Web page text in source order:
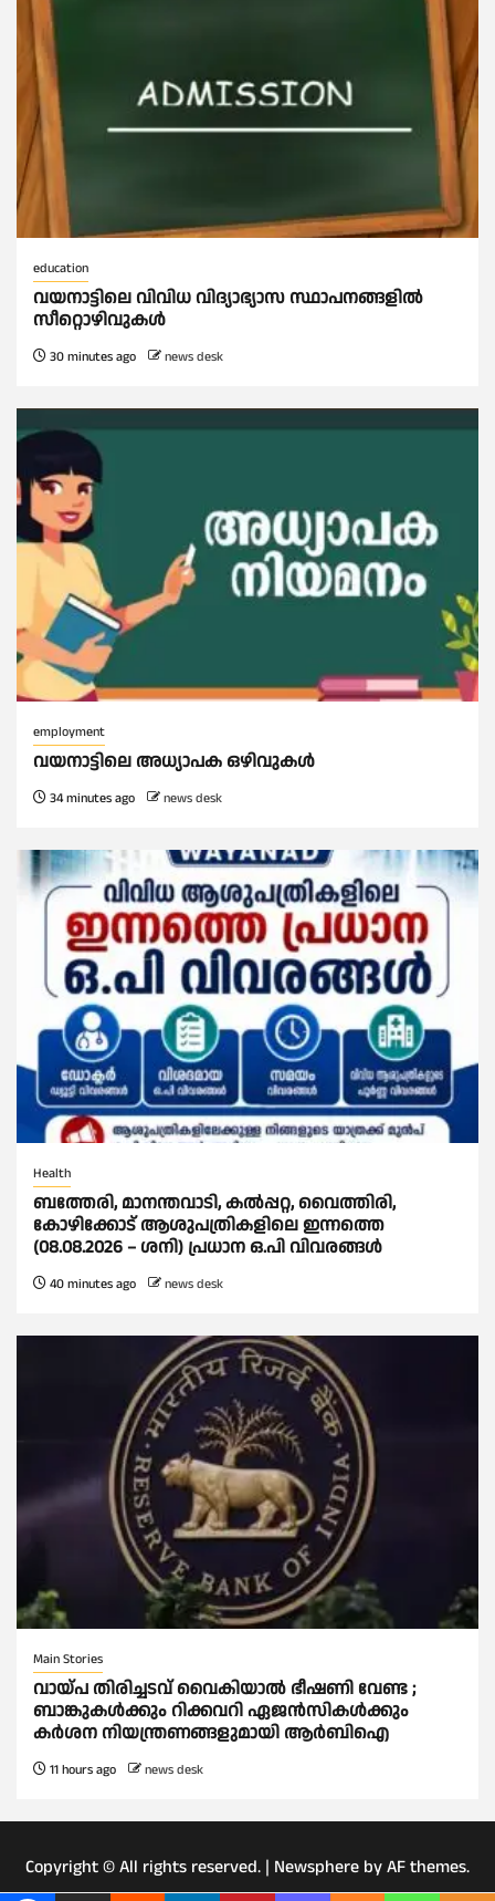
education
വയനാട്ടിലെ വിവിധ വിദ്യാഭ്യാസ സ്ഥാപനങ്ങളിൽ
സീറ്റൊഴിവുകൾ
30 minutes ago news desk
employment
വയനാട്ടിലെ അധ്യാപക ഒഴിവുകൾ
34 minutes ago news desk
Health
ബത്തേരി, മാനന്തവാടി, കൽപ്പറ്റ, വൈത്തിരി,
കോഴിക്കോട് ആശുപത്രികളിലെ ഇന്നത്തെ
(08.08.2026 – ശനി) പ്രധാന ഒ.പി വിവരങ്ങൾ
40 minutes ago news desk
Main Stories
വായ്പ തിരിച്ചടവ് വൈകിയാല്‍ ഭീഷണി വേണ്ട ;
ബാങ്കുകള്‍ക്കും റിക്കവറി ഏജൻസികള്‍ക്കും
കര്‍ശന നിയന്ത്രണങ്ങളുമായി ആര്‍ബിഐ
11 hours ago news desk
Copyright © All rights reserved. | Newsphere by AF themes.